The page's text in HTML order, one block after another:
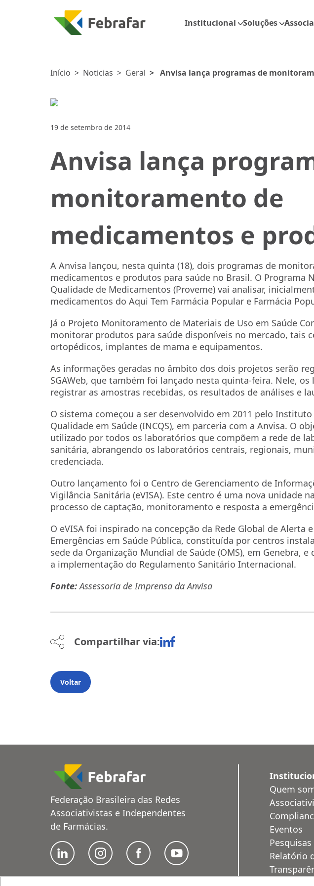
Institucional Soluções
Início > Noticias > Geral > Anvisa lança programas de
19 de setembro de 2014
Anvisa lança
monitoramento de
medicamentos e
A Anvisa lançou, nesta quinta (18), dois programas de
medicamentos e produtos para saúde no Brasil. O Programa
Qualidade de Medicamentos (Proveme) vai analisar,
medicamentos do Aqui Tem Farmácia Popular e Farmácia
Já o Projeto Monitoramento de Materiais de Uso em Saúde
monitorar produtos para saúde disponíveis no mercado, tais
ortopédicos, implantes de mama e equipamentos.
As informações geradas no âmbito dos dois projetos serão
SGAWeb, que também foi lançado nesta quinta-feira. Nele,
registrar as amostras recebidas, os resultados de análises e
O sistema começou a ser desenvolvido em 2011 pelo
Qualidade em Saúde (INCQS), em parceria com a Anvisa. O
utilizado por todos os laboratórios que compõem a rede de
sanitária, abrangendo os laboratórios centrais, regionais,
credenciada.
Outro lançamento foi o Centro de Gerenciamento de
Vigilância Sanitária (eVISA). Este centro é uma nova unidade
processo de captação, monitoramento e resposta a
O eVISA foi inspirado na concepção da Rede Global de Alerta
Emergências em Saúde Pública, constituída por centros
sede da Organização Mundial de Saúde (OMS), em Genebra,
a implementação do Regulamento Sanitário Internacional.
Fonte:Assessoria de Imprensa da Anvisa
Compartilhar via:
Voltar
Federação Brasileira das Redes
Associativistas e Independentes
de Farmácias.
Quem
Eventos
Pesquisas
Relatório